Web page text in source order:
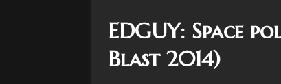
EDGUY: Space
Blast 2014)